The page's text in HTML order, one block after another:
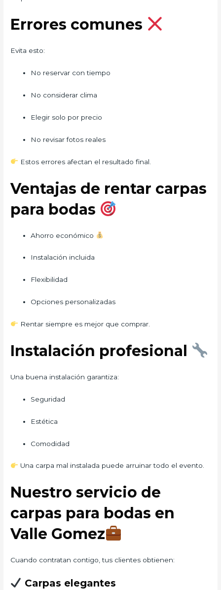
Errores comunes
Evita esto:
No reservar con tiempo
No considerar clima
Elegir solo por precio
No revisar fotos reales
Estos errores afectan el resultado final.
Ventajas de rentar carpas
para bodas
Ahorro económico
Instalación incluida
Flexibilidad
Opciones personalizadas
Rentar siempre es mejor que comprar.
Instalación profesional
Una buena instalación garantiza:
Seguridad
Estética
Comodidad
Una carpa mal instalada puede arruinar todo el evento.
Nuestro servicio de
carpas para bodas en
Valle Gomez
Cuando contratan contigo, tus clientes obtienen:
Carpas elegantes